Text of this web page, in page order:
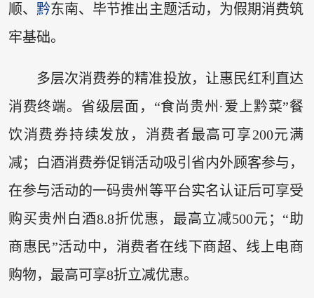
顺、 黔东南、毕节推出主题活动，为假期消费筑
牢基础。
多层次消费券的精准投放，让惠民红利直达
消费终端。省级层面，“食尚贵州·爱上黔菜”餐
饮消费券持续发放，消费者最高可享200元满
减；白酒消费券促销活动吸引省内外顾客参与，
在参与活动的一码贵州等平台实名认证后可享受
购买贵州白酒8.8折优惠，最高立减500元；“助
商惠民”活动中，消费者在线下商超、线上电商
购物，最高可享8折立减优惠。